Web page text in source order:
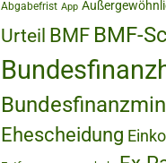
Abgabefrist App
Urteil BMF BMF-
Ehescheidung